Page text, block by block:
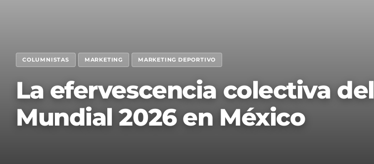
COLUMNISTAS MARKETING MARKETING DEPORTIVO
La efervescencia colectiva del
Mundial 2026 en México